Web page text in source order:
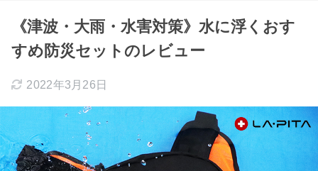
《津波・大雨・水害対策》水に浮くおす
すめ防災セットのレビュー
2022年3月26日